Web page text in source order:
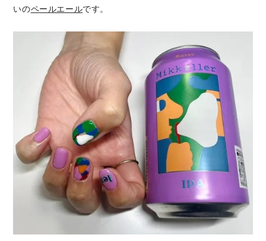
いのペールエールです。